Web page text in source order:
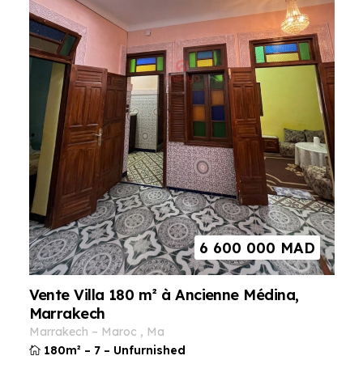
6 600 000 MAD
Vente Villa 180 m² à Ancienne Médina,
Marrakech
marrakech – maroc ,
ma
180m² – 7 – Unfurnished